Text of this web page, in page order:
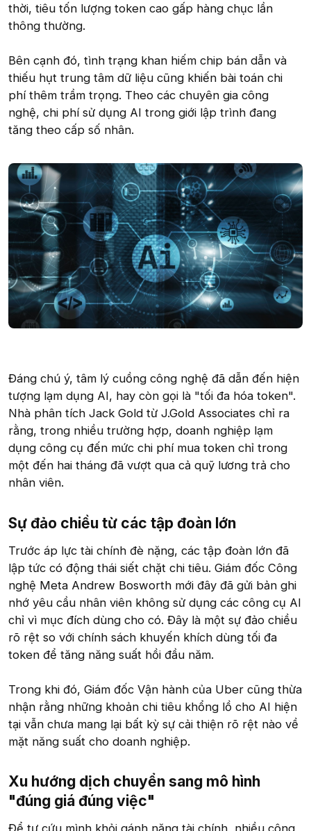
thời, tiêu tốn lượng token cao gấp hàng chục lần
thông thường.
Bên cạnh đó, tình trạng khan hiếm chip bán dẫn và
thiếu hụt trung tâm dữ liệu cũng khiến bài toán chi
phí thêm trầm trọng. Theo các chuyên gia công
nghệ, chi phí sử dụng AI trong giới lập trình đang
tăng theo cấp số nhân.
Đáng chú ý, tâm lý cuồng công nghệ đã dẫn đến hiện
tượng lạm dụng AI, hay còn gọi là "tối đa hóa token".
Nhà phân tích Jack Gold từ J.Gold Associates chỉ ra
rằng, trong nhiều trường hợp, doanh nghiệp lạm
dụng công cụ đến mức chi phí mua token chỉ trong
một đến hai tháng đã vượt qua cả quỹ lương trả cho
nhân viên.
Sự đảo chiều từ các tập đoàn lớn​
Trước áp lực tài chính đè nặng, các tập đoàn lớn đã
lập tức có động thái siết chặt chi tiêu. Giám đốc Công
nghệ Meta Andrew Bosworth mới đây đã gửi bản ghi
nhớ yêu cầu nhân viên không sử dụng các công cụ AI
chỉ vì mục đích dùng cho có. Đây là một sự đảo chiều
rõ rệt so với chính sách khuyến khích dùng tối đa
token để tăng năng suất hồi đầu năm.
Trong khi đó, Giám đốc Vận hành của Uber cũng thừa
nhận rằng những khoản chi tiêu khổng lồ cho AI hiện
tại vẫn chưa mang lại bất kỳ sự cải thiện rõ rệt nào về
mặt năng suất cho doanh nghiệp.
Xu hướng dịch chuyển sang mô hình
"đúng giá đúng việc"​